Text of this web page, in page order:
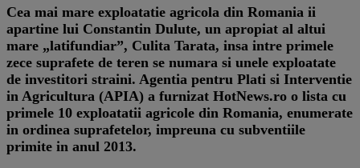
​Cea mai mare exploatatie agricola din Romania ii
apartine lui Constantin Dulute, un apropiat al altui
mare „latifundiar”, Culita Tarata, insa intre primele
zece suprafete de teren se numara si unele exploatate
de investitori straini. Agentia pentru Plati si Interventie
in Agricultura (APIA) a furnizat HotNews.ro o lista cu
primele 10 exploatatii agricole din Romania, enumerate
in ordinea suprafetelor, impreuna cu subventiile
primite in anul 2013.